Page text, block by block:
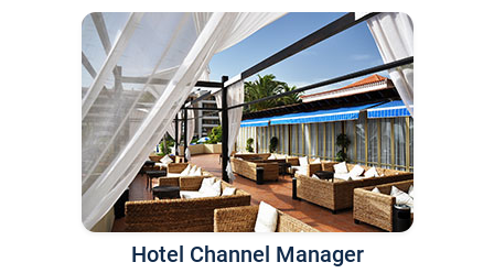
Hotel Channel Manager